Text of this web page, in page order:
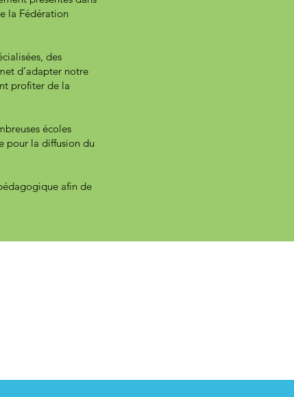
la Fédération
des
d’adapter notre
profiter de la
écoles
pour la diffusion du
afin de